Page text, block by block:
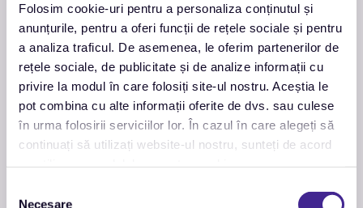
Folosim cookie-uri pentru a personaliza conținutul și
anunțurile, pentru a oferi funcții de rețele sociale și pentru
a analiza traficul. De asemenea, le oferim partenerilor de
rețele sociale, de publicitate și de analize informații cu
privire la modul în care folosiți site-ul nostru. Aceștia le
pot combina cu alte informații oferite de dvs. sau culese
în urma folosirii serviciilor lor. În cazul în care alegeți să
continuați să utilizați website-ul nostru, sunteți de acord
Necesare
Manualul de eficiență energetică #Acasă
Portalul de Eficiență